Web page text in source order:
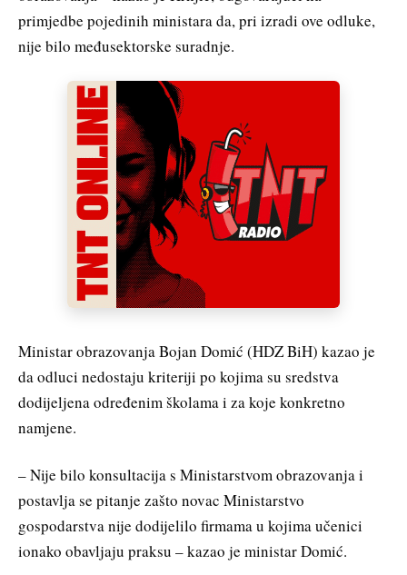
primjedbe pojedinih ministara da, pri izradi ove odluke,
nije bilo međusektorske suradnje.
Ministar obrazovanja Bojan Domić (HDZ BiH) kazao je
da odluci nedostaju kriteriji po kojima su sredstva
dodijeljena određenim školama i za koje konkretno
namjene.
– Nije bilo konsultacija s Ministarstvom obrazovanja i
postavlja se pitanje zašto novac Ministarstvo
gospodarstva nije dodijelilo firmama u kojima učenici
ionako obavljaju praksu – kazao je ministar Domić.